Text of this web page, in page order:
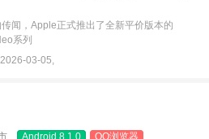
闻，Apple正式推出了全新平价版本的
系列
2026-03-05,
Android 8.1.0 QQ浏览器